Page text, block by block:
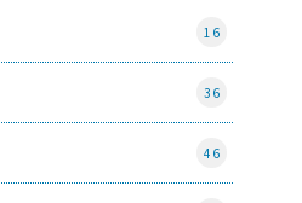
16
36
46